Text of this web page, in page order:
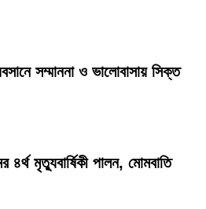
সম্মাননা ও ভালোবাসায় সিক্ত
মৃত্যুবার্ষিকী পালন, মোমবাতি